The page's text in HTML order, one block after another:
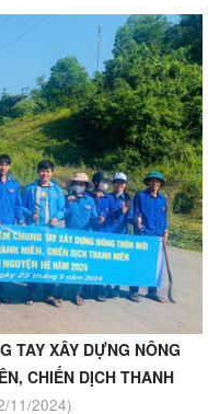
TAY XÂY DỰNG NÔNG
CHIẾN DỊCH THANH
11/2024)